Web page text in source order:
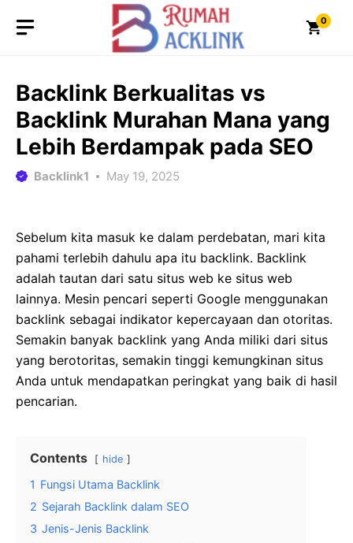
0
Backlink Berkualitas vs
Backlink Murahan Mana yang
Lebih Berdampak pada SEO
Backlink1 May 19, 2025
Sebelum kita masuk ke dalam perdebatan, mari kita
pahami terlebih dahulu apa itu backlink. Backlink
adalah tautan dari satu situs web ke situs web
lainnya. Mesin pencari seperti Google menggunakan
backlink sebagai indikator kepercayaan dan otoritas.
Semakin banyak backlink yang Anda miliki dari situs
yang berotoritas, semakin tinggi kemungkinan situs
Anda untuk mendapatkan peringkat yang baik di hasil
pencarian.
Contents hide
1 Fungsi Utama Backlink
2 Sejarah Backlink dalam SEO
3 Jenis-Jenis Backlink